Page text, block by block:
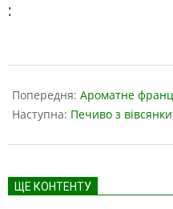
:
01-
21
Попередня: Ароматне
Наступна: Печиво з
ЩЕ КОНТЕНТУ